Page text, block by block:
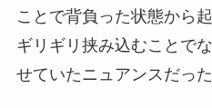
ことで背負った状態から
ギリギリ挟み込むことで
せていたニュアンスだった